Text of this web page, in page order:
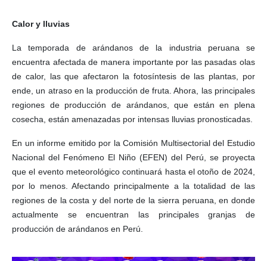
Calor y lluvias
La temporada de arándanos de la industria peruana se
encuentra afectada de manera importante por las pasadas olas
de calor, las que afectaron la fotosíntesis de las plantas, por
ende, un atraso en la producción de fruta. Ahora, las principales
regiones de producción de arándanos, que están en plena
cosecha, están amenazadas por intensas lluvias pronosticadas.
En un informe emitido por la Comisión Multisectorial del Estudio
Nacional del Fenómeno El Niño (EFEN) del Perú, se proyecta
que el evento meteorológico continuará hasta el otoño de 2024,
por lo menos. Afectando principalmente a la totalidad de las
regiones de la costa y del norte de la sierra peruana, en donde
actualmente se encuentran las principales granjas de
producción de arándanos en Perú.